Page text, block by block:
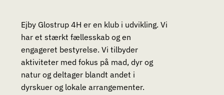
Ejby Glostrup 4H er en klub i udvikling. Vi
har et stærkt fællesskab og en
engageret bestyrelse. Vi tilbyder
aktiviteter med fokus på mad, dyr og
natur og deltager blandt andet i
dyrskuer og lokale arrangementer.